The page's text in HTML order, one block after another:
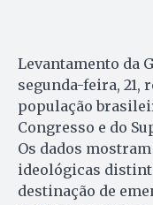
Levantamento da
segunda-feira, 21,
população
Congresso e do
Os dados
ideológicas
destinação de